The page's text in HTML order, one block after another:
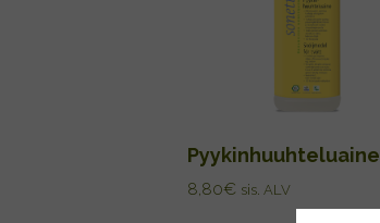
Pyykinhuuhteluaine
8,80€ sis. ALV